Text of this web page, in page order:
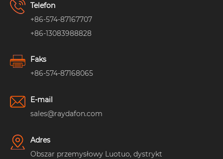
Telefon
+86-574-87167707
+86-13083988828
Faks
+86-574-87168065
E-mail
sales@raydafon.com
Adres
Obszar przemysłowy Luotuo, dystrykt